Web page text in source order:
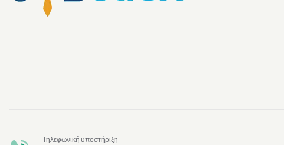
Τηλεφωνική υποστήριξη